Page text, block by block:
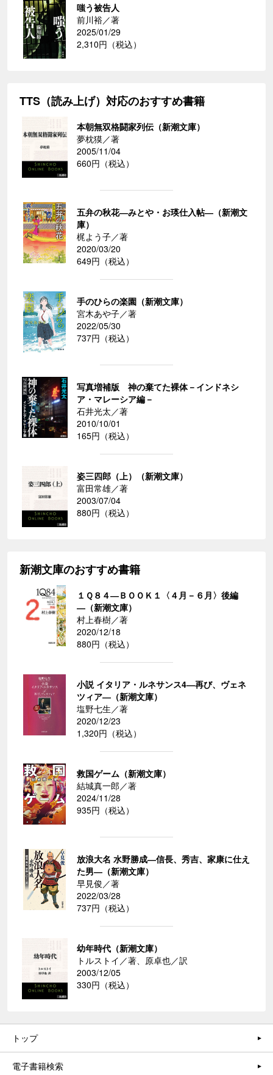
嗤う被告人
前川裕／著
2025/01/29
2,310円（税込）
TTS（読み上げ）対応のおすすめ書籍
本朝無双格闘家列伝（新潮文庫）
夢枕獏／著
2005/11/04
660円（税込）
五弁の秋花―みとや・お瑛仕入帖―（新潮文
庫）
梶よう子／著
2020/03/20
649円（税込）
手のひらの楽園（新潮文庫）
宮木あや子／著
2022/05/30
737円（税込）
写真増補版 神の棄てた裸体－インドネシ
ア・マレーシア編－
石井光太／著
2010/10/01
165円（税込）
姿三四郎（上）（新潮文庫）
富田常雄／著
2003/07/04
880円（税込）
新潮文庫のおすすめ書籍
１Ｑ８４―ＢＯＯＫ１〈４月－６月〉後編
―（新潮文庫）
村上春樹／著
2020/12/18
880円（税込）
小説 イタリア・ルネサンス4―再び、ヴェネ
ツィア―（新潮文庫）
塩野七生／著
2020/12/23
1,320円（税込）
救国ゲーム（新潮文庫）
結城真一郎／著
2024/11/28
935円（税込）
放浪大名 水野勝成―信長、秀吉、家康に仕え
た男―（新潮文庫）
早見俊／著
2022/03/28
737円（税込）
幼年時代（新潮文庫）
トルストイ／著、原卓也／訳
2003/12/05
330円（税込）
トップ
電子書籍検索